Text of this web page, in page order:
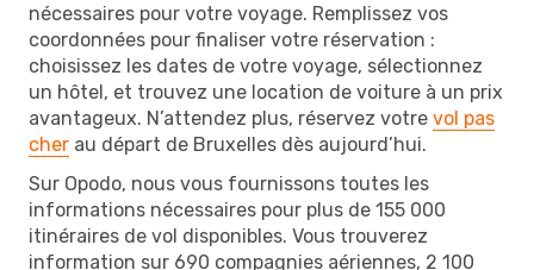
nécessaires pour votre voyage. Remplissez vos
coordonnées pour finaliser votre réservation :
choisissez les dates de votre voyage, sélectionnez
un hôtel, et trouvez une location de voiture à un prix
avantageux. N’attendez plus, réservez votre vol pas
cher au départ de Bruxelles dès aujourd’hui.
Sur Opodo, nous vous fournissons toutes les
informations nécessaires pour plus de 155 000
itinéraires de vol disponibles. Vous trouverez
information sur 690 compagnies aériennes, 2 100